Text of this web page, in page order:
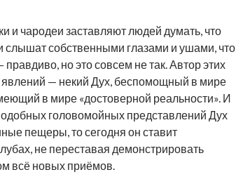
и чародеи заставляют людей думать, что
слышат собственными глазами и ушами, что
но это совсем не так. Автор этих
— некий Дух, беспомощный в мире
в мире «достоверной реальности». И
головомойных представлений Дух
пещеры, то сегодня он ставит
не переставая демонстрировать
всё новых приёмов.